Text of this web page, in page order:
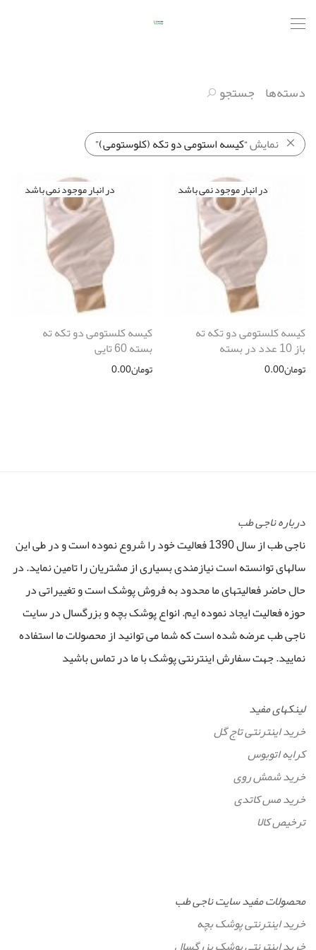
دسته‌ها جستجو
نمایش“کیسه استومی دو تکه (کلوستومی)”
کیسه کلستومی دو تکه ته
باز 10 عدد در بسته
تومان0.00
کیسه کلستومی دو تکه ته
بسته 60 تایی
تومان0.00
درباره ناجی طب
ناجی طب از سال 1390 فعالیت خود را شروع نموده است و در طی این
سالهای توانسته است نیازمندی بسیاری از مشتریان را تامین نماید. در
حال حاضر فعالیتهای ما محدود به فروش پوشک است و تغییراتی در
حوزه فعالیت ایجاد نموده ایم. انواع پوشک بچه و بزرگسال در سایت
ناجی طب عرضه شده است که شما می توانید از محصولات ما استفاده
نمایید. جهت سفارش اینترنتی پوشک با ما در تماس باشید
لینکهای مفید
خرید اینترنتی تاج گل
کرایه اتوبوس
خرید شمش روی
خرید مس کاتدی
ترخیص کالا
محصولات مفید سایت ناجی طب
خرید اینترنتی پوشک بچه